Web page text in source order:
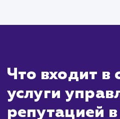
ждать?
SERM, - это
Результаты в
множества